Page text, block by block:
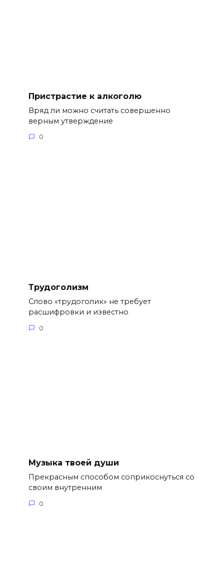
Пристрастие к алкоголю
Вряд ли можно считать совершенно
верным утверждение
0
Трудоголизм
Слово «трудоголик» не требует
расшифровки и известно
0
Музыка твоей души
Прекрасным способом соприкоснуться со
своим внутренним
0